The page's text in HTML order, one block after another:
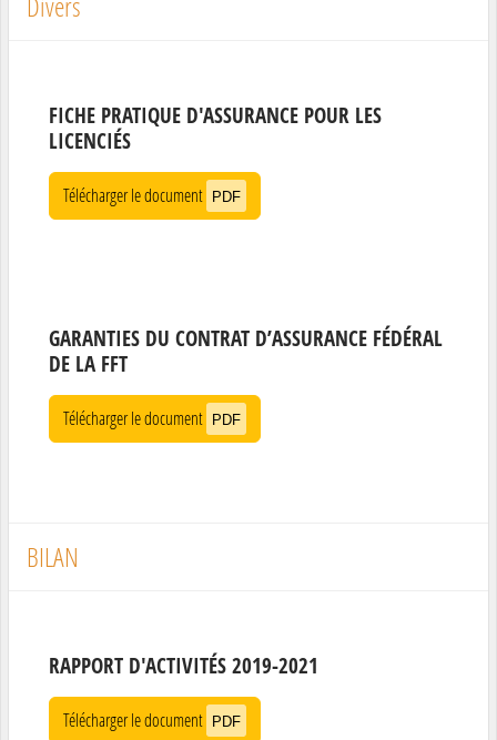
FICHE PRATIQUE D'ASSURANCE POUR LES
LICENCIÉS
Télécharger le document PDF
GARANTIES DU CONTRAT D’ASSURANCE FÉDÉRAL
DE LA FFT
Télécharger le document PDF
BILAN
RAPPORT D'ACTIVITÉS 2019-2021
Télécharger le document PDF